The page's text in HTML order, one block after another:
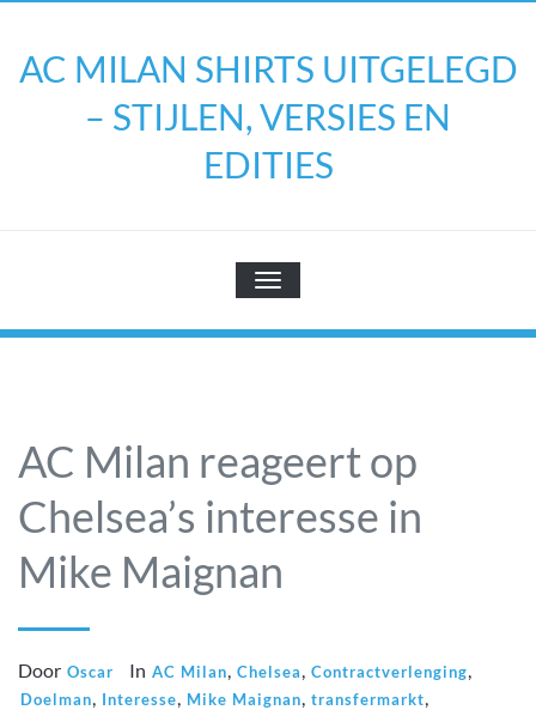
inhoud
AC MILAN SHIRTS UITGELEGD
– STIJLEN, VERSIES EN
EDITIES
TOGGLE NAVIGATIE
AC Milan reageert op
Chelsea’s interesse in
Mike Maignan
Door Oscar In AC Milan, Chelsea, Contractverlenging,
Doelman, Interesse, Mike Maignan, transfermarkt,